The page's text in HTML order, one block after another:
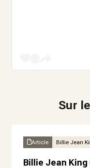
Sur
Article Billie Jean
Billie Jean